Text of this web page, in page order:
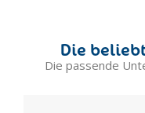
Montevago
Die
Die passende